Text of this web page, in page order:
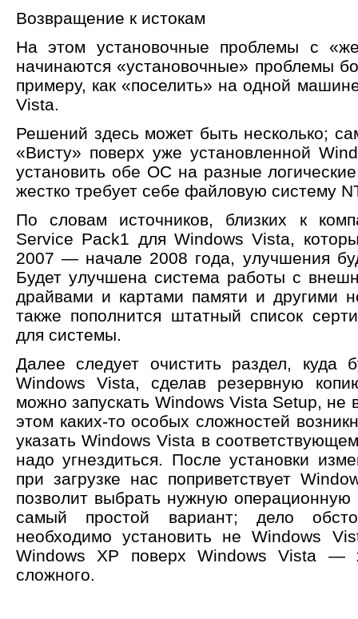
Возвращение к истокам
На этом установочные проблемы с
начинаются «установочные» проблемы
примеру, как «поселить» на одной
Vista.
Решений здесь может быть несколько;
«Висту» поверх уже установленной
установить обе ОС на разные
жестко требует себе файловую систему
По словам источников, близких к
Service Pack1 для Windows Vista,
2007 — начале 2008 года, улучшения
Будет улучшена система работы с
драйвами и картами памяти и другими
также пополнится штатный список
для системы.
Далее следует очистить раздел, куда
Windows Vista, сделав резервную
можно запускать Windows Vista Setup, не
этом каких-то особых сложностей
указать Windows Vista в
надо угнездиться. После установки
при загрузке нас поприветствует
позволит выбрать нужную операционную
самый простой вариант; дело
необходимо установить не Windows
Windows XP поверх Windows Vista —
сложного.